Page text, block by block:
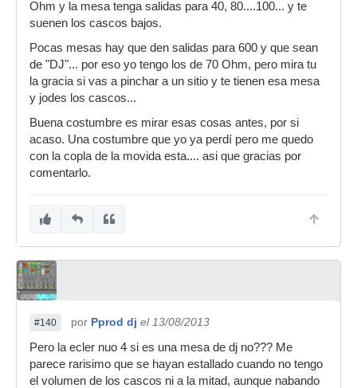
Ohm y la mesa tenga salidas para 40, 80....100... y te
suenen los cascos bajos.
Pocas mesas hay que den salidas para 600 y que sean
de "DJ"... por eso yo tengo los de 70 Ohm, pero mira tu
la gracia si vas a pinchar a un sitio y te tienen esa mesa
y jodes los cascos...
Buena costumbre es mirar esas cosas antes, por si
acaso. Una costumbre que yo ya perdí pero me quedo
con la copla de la movida esta.... asi que gracias por
comentarlo.
#140 por Pprod dj el 13/08/2013
Pero la ecler nuo 4 si es una mesa de dj no??? Me
parece rarisimo que se hayan estallado cuando no tengo
el volumen de los cascos ni a la mitad, aunque nabando